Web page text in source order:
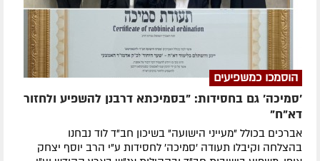
הוסמכו כמשפיעים
'סמיכה' גם בחסידות: "בסמיכתא דרבנן להשפיע ולחזור
דא"ח"
אברכים בכולל "מעייני הישועה" בשיכון חב"ד לוד נבחנו
בהצלחה וקיבלו תעודה 'סמיכה' לחסידות ע"י הרב יוסף יצחק